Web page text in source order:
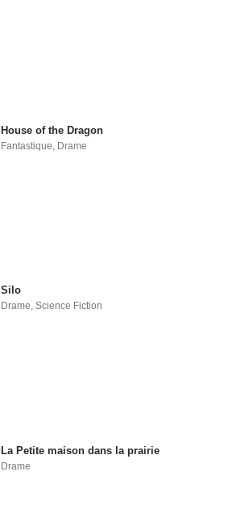
House of the Dragon
Fantastique, Drame
Silo
Drame,Science Fiction
La Petite maison dans la prairie
Drame